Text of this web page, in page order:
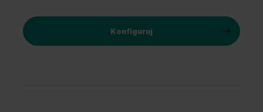
Konfiguruj